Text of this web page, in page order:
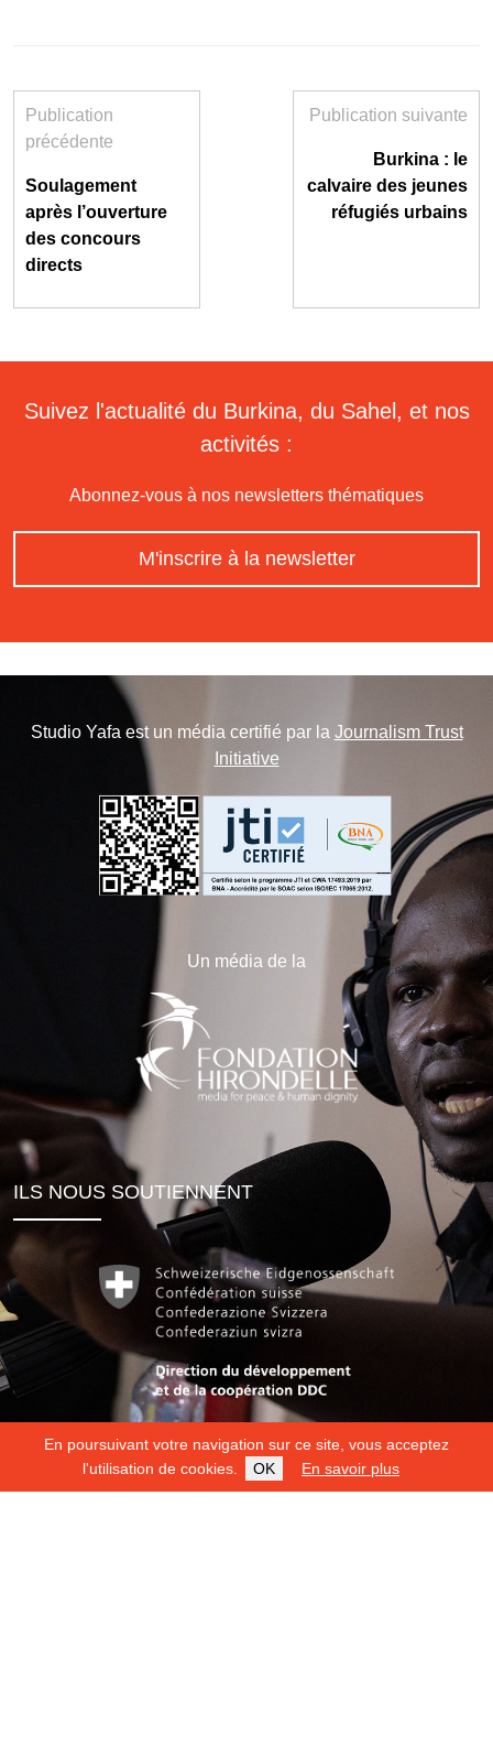
En poursuivant votre navigation sur ce site, vous acceptez
l'utilisation de cookies.
OK En savoir plus
Publication
précédente
Soulagement
après l’ouverture
des concours
directs
Publication suivante
Burkina : le
calvaire des jeunes
réfugiés urbains
Suivez l'actualité du Burkina, du Sahel, et nos
activités :
Abonnez-vous à nos newsletters thématiques
M'inscrire à la newsletter
Studio Yafa est un média certifié par la Journalism Trust
Initiative
Un média de la
ILS NOUS SOUTIENNENT